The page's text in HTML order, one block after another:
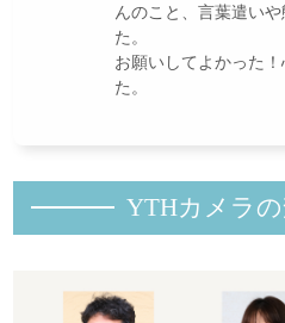
んのこと、言葉遣い
た。
お願いしてよかった
た。
YTHカメラ